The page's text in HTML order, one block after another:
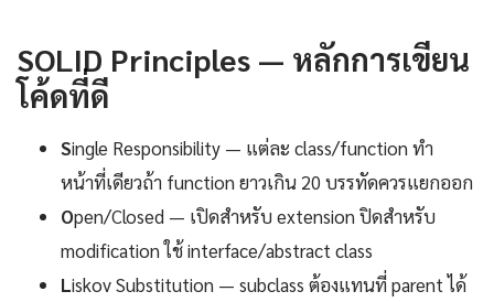
SOLID Principles — หลักการเขียน
โค้ดที่ดี
Single Responsibility — แต่ละ class/function ทำ
หน้าที่เดียวถ้า function ยาวเกิน 20 บรรทัดควรแยกออก
Open/Closed — เปิดสำหรับ extension ปิดสำหรับ
modification ใช้ interface/abstract class
Liskov Substitution — subclass ต้องแทนที่ parent ได้